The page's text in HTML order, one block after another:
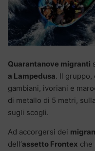
Quarantanove migranti
a Lampedusa. Il gruppo,
gambiani, ivoriani e
di metallo di 5 metri,
sugli scogli.
Ad accorgersi dei
dell’assetto Frontex che